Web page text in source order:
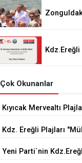
ortalığı
Kdz.Ereğli
açıkladı.
Çok Okunanlar
Kıyıcak Mervealtı
Kdz. Ereğli Plajları
Yeni Parti`nin